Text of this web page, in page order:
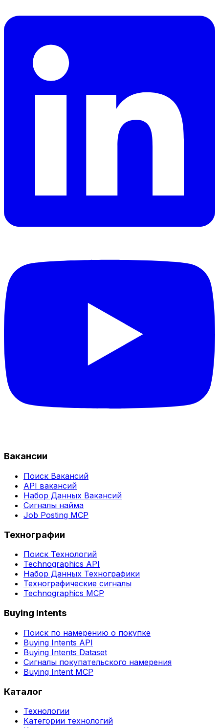
Вакансии
Поиск Вакансий
API вакансий
Набор Данных Вакансий
Сигналы найма
Job Posting MCP
Технографии
Поиск Технологий
Technographics API
Набор Данных Технографики
Технографические сигналы
Technographics MCP
Buying Intents
Поиск по намерению о покупке
Buying Intents API
Buying Intents Dataset
Сигналы покупательского намерения
Buying Intent MCP
Каталог
Технологии
Категории технологий